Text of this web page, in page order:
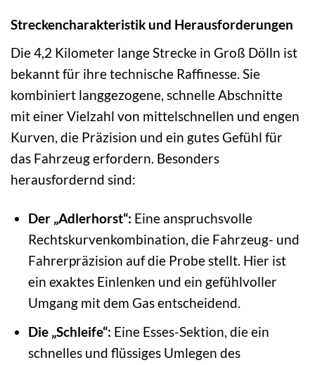
Streckencharakteristik und Herausforderungen
Die 4,2 Kilometer lange Strecke in Groß Dölln ist
bekannt für ihre technische Raffinesse. Sie
kombiniert langgezogene, schnelle Abschnitte
mit einer Vielzahl von mittelschnellen und engen
Kurven, die Präzision und ein gutes Gefühl für
das Fahrzeug erfordern. Besonders
herausfordernd sind:
Der „Adlerhorst“: Eine anspruchsvolle
Rechtskurvenkombination, die Fahrzeug- und
Fahrerpräzision auf die Probe stellt. Hier ist
ein exaktes Einlenken und ein gefühlvoller
Umgang mit dem Gas entscheidend.
Die „Schleife“: Eine Esses-Sektion, die ein
schnelles und flüssiges Umlegen des